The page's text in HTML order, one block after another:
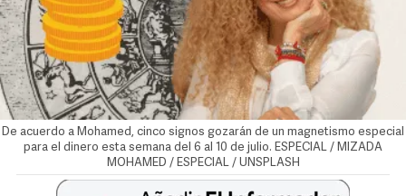
De acuerdo a Mohamed, cinco signos gozarán de un magnetismo especial
para el dinero esta semana del 6 al 10 de julio. ESPECIAL / MIZADA
MOHAMED / ESPECIAL / UNSPLASH